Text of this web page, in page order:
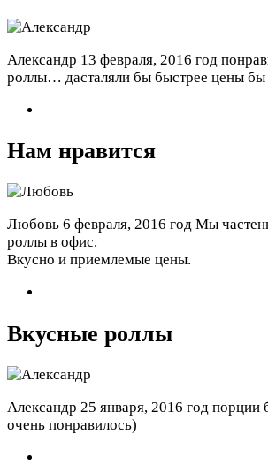
Александр 13 февраля, 2016 год
роллы… дасталяли бы быстрее цены
Нам нравится
Любовь 6 февраля, 2016 год Мы
роллы в офис.
Вкусно и приемлемые цены.
Вкусные роллы
Александр 25 января, 2016 год порции
очень понравилось)